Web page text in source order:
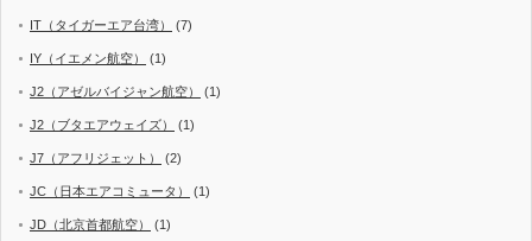
IT（タイガーエア台湾） (7)
IY（イエメン航空） (1)
J2（アゼルバイジャン航空） (1)
J2（ブタエアウェイズ） (1)
J7（アフリジェット） (2)
JC（日本エアコミュータ） (1)
JD（北京首都航空） (1)